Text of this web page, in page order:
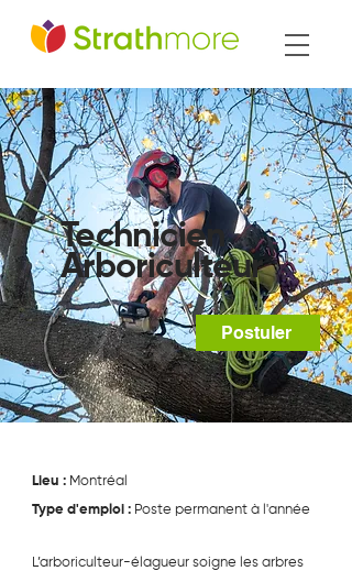
Technicien
Arboriculteur
Postuler
Lieu : Montréal
Type d'emploi : Poste permanent à l'année
L’arboriculteur-élagueur soigne les arbres